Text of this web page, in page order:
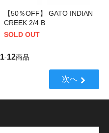
【50％OFF】 GATO INDIAN
CREEK 2/4 B
SOLD OUT
1-12商品
次へ